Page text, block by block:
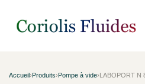
Accueil›Produits›Pompe à vide›LABOPORT N